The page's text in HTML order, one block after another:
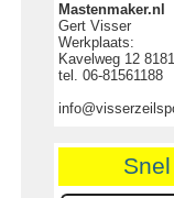
Mastenmaker.nl
Gert Visser
Werkplaats:
Kavelweg 12
tel. 06-81561188